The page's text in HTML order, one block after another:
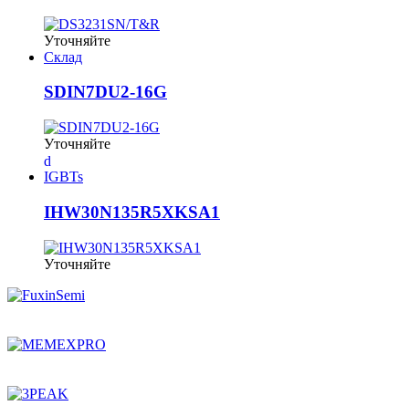
Уточняйте
Склад
SDIN7DU2-16G
Уточняйте
IGBTs
IHW30N135R5XKSA1
Уточняйте